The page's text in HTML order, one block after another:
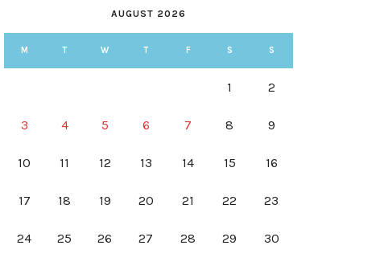
AUGUST 2026
M T W T F S S
1 2
3 4 5 6 7 8 9
10 11 12 13 14 15 16
17 18 19 20 21 22 23
24 25 26 27 28 29 30